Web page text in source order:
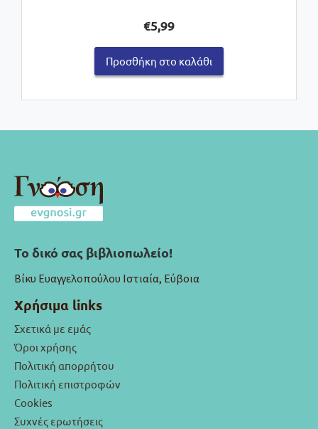
€5,99
Προσθήκη στο καλάθι
Το δικό σας βιβλιοπωλείο!
Βίκυ Ευαγγελοπούλου Ιστιαία, Εύβοια
Χρήσιμα links
Σχετικά με εμάς
Όροι χρήσης
Πολιτική απορρήτου
Πολιτική επιστροφών
Cookies
Συχνές ερωτήσεις